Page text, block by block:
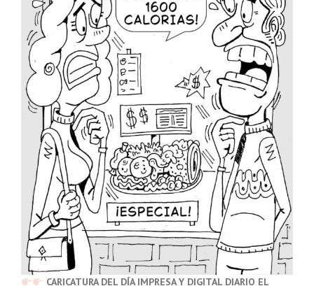
CARICATURA DEL DÍA IMPRESA Y DIGITAL DIARIO EL